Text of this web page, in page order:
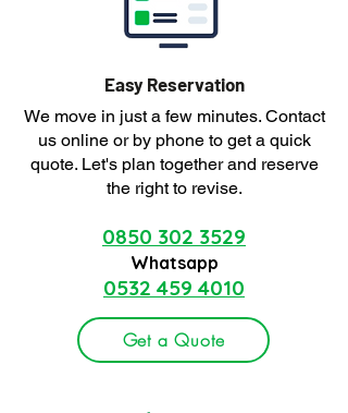
Easy Reservation
We move in just a few minutes. Contact
us online or by phone to get a quick
quote. Let's plan together and reserve
the right to revise.
0850 302 3529
Whatsapp
0532 459 4010
Get a Quote